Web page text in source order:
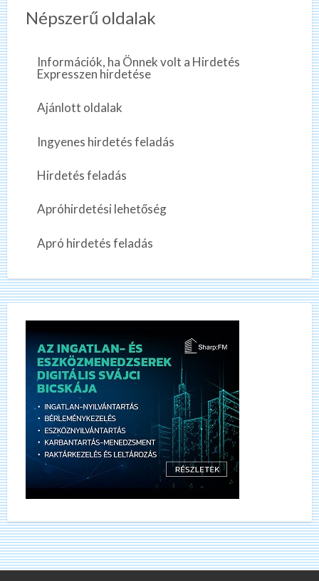
Népszerű oldalak
Információk, ha Önnek volt a Hirdetés
Expresszen hirdetése
Ajánlott oldalak
Ingyenes hirdetés feladás
Hirdetés feladás
Apróhirdetési lehetőség
Apró hirdetés feladás